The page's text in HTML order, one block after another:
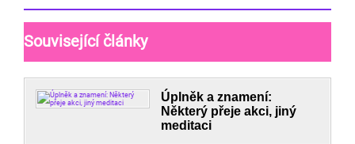
Související články
Úplněk a znamení:
Některý přeje akci, jiný
meditaci